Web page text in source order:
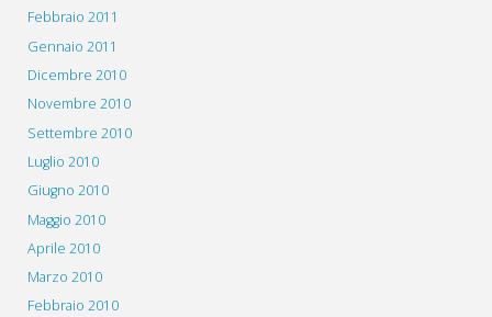
Febbraio 2011
Gennaio 2011
Dicembre 2010
Novembre 2010
Settembre 2010
Luglio 2010
Giugno 2010
Maggio 2010
Aprile 2010
Marzo 2010
Febbraio 2010